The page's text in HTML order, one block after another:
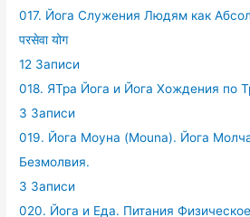
017. Йога Служения Людям как
परसेवा योग
12 Записи
018. ЯТра Йога и Йога Хождения по
3 Записи
019. Йога Моуна (Mouna). Йога
Безмолвия.
3 Записи
020. Йога и Еда. Питания